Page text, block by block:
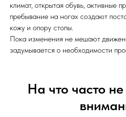
климат, открытая обувь, активные
пребывание на ногах создают
кожу и опору стопы.
Пока изменения не мешают
задумывается о необходимости
На что часто